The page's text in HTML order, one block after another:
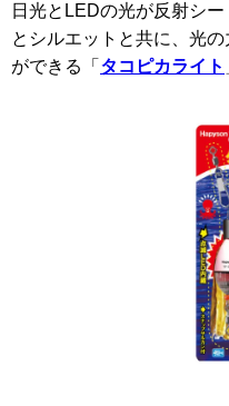
日光とLEDの光が反射シ
とシルエットと共に、光
ができる「 タコピカライト